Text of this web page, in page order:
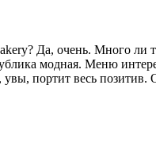
Да, очень. Много ли
модная. Меню
портит весь